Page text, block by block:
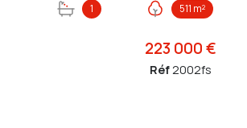
1 511 m²
223 000 €
Réf2002fs